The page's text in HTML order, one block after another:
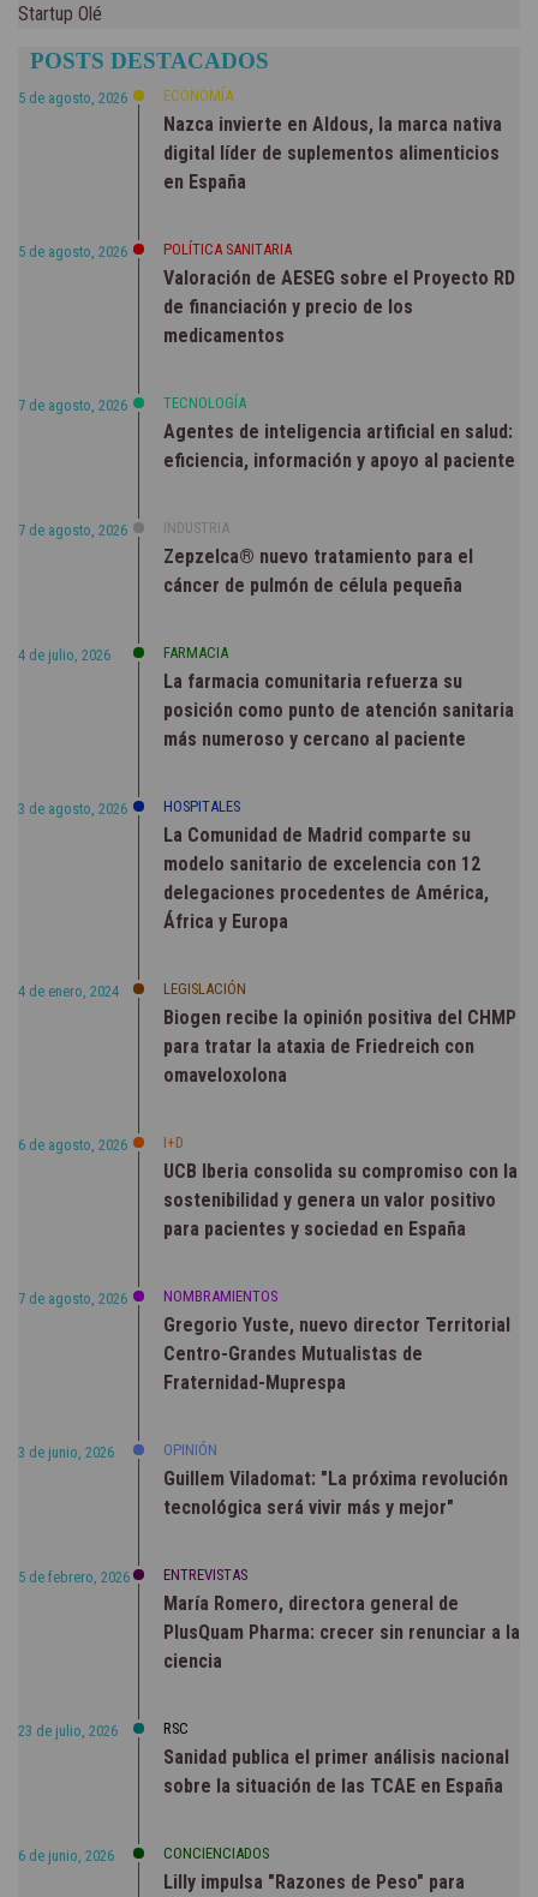
Startup Olé
POSTS DESTACADOS
5 de agosto, 2026 ECONOMÍA
Nazca invierte en Aldous, la marca nativa
digital líder de suplementos alimenticios
en España
5 de agosto, 2026 POLÍTICA SANITARIA
Valoración de AESEG sobre el Proyecto RD
de financiación y precio de los
medicamentos
7 de agosto, 2026 TECNOLOGÍA
Agentes de inteligencia artificial en salud:
eficiencia, información y apoyo al paciente
7 de agosto, 2026 INDUSTRIA
Zepzelca® nuevo tratamiento para el
cáncer de pulmón de célula pequeña
4 de julio, 2026 FARMACIA
La farmacia comunitaria refuerza su
posición como punto de atención sanitaria
más numeroso y cercano al paciente
3 de agosto, 2026 HOSPITALES
La Comunidad de Madrid comparte su
modelo sanitario de excelencia con 12
delegaciones procedentes de América,
África y Europa
4 de enero, 2024 LEGISLACIÓN
Biogen recibe la opinión positiva del CHMP
para tratar la ataxia de Friedreich con
omaveloxolona
6 de agosto, 2026 I+D
UCB Iberia consolida su compromiso con la
sostenibilidad y genera un valor positivo
para pacientes y sociedad en España
7 de agosto, 2026 NOMBRAMIENTOS
Gregorio Yuste, nuevo director Territorial
Centro-Grandes Mutualistas de
Fraternidad-Muprespa
3 de junio, 2026 OPINIÓN
Guillem Viladomat: "La próxima revolución
tecnológica será vivir más y mejor"
5 de febrero, 2026 ENTREVISTAS
María Romero, directora general de
PlusQuam Pharma: crecer sin renunciar a la
ciencia
23 de julio, 2026 RSC
Sanidad publica el primer análisis nacional
sobre la situación de las TCAE en España
6 de junio, 2026 CONCIENCIADOS
Lilly impulsa "Razones de Peso" para